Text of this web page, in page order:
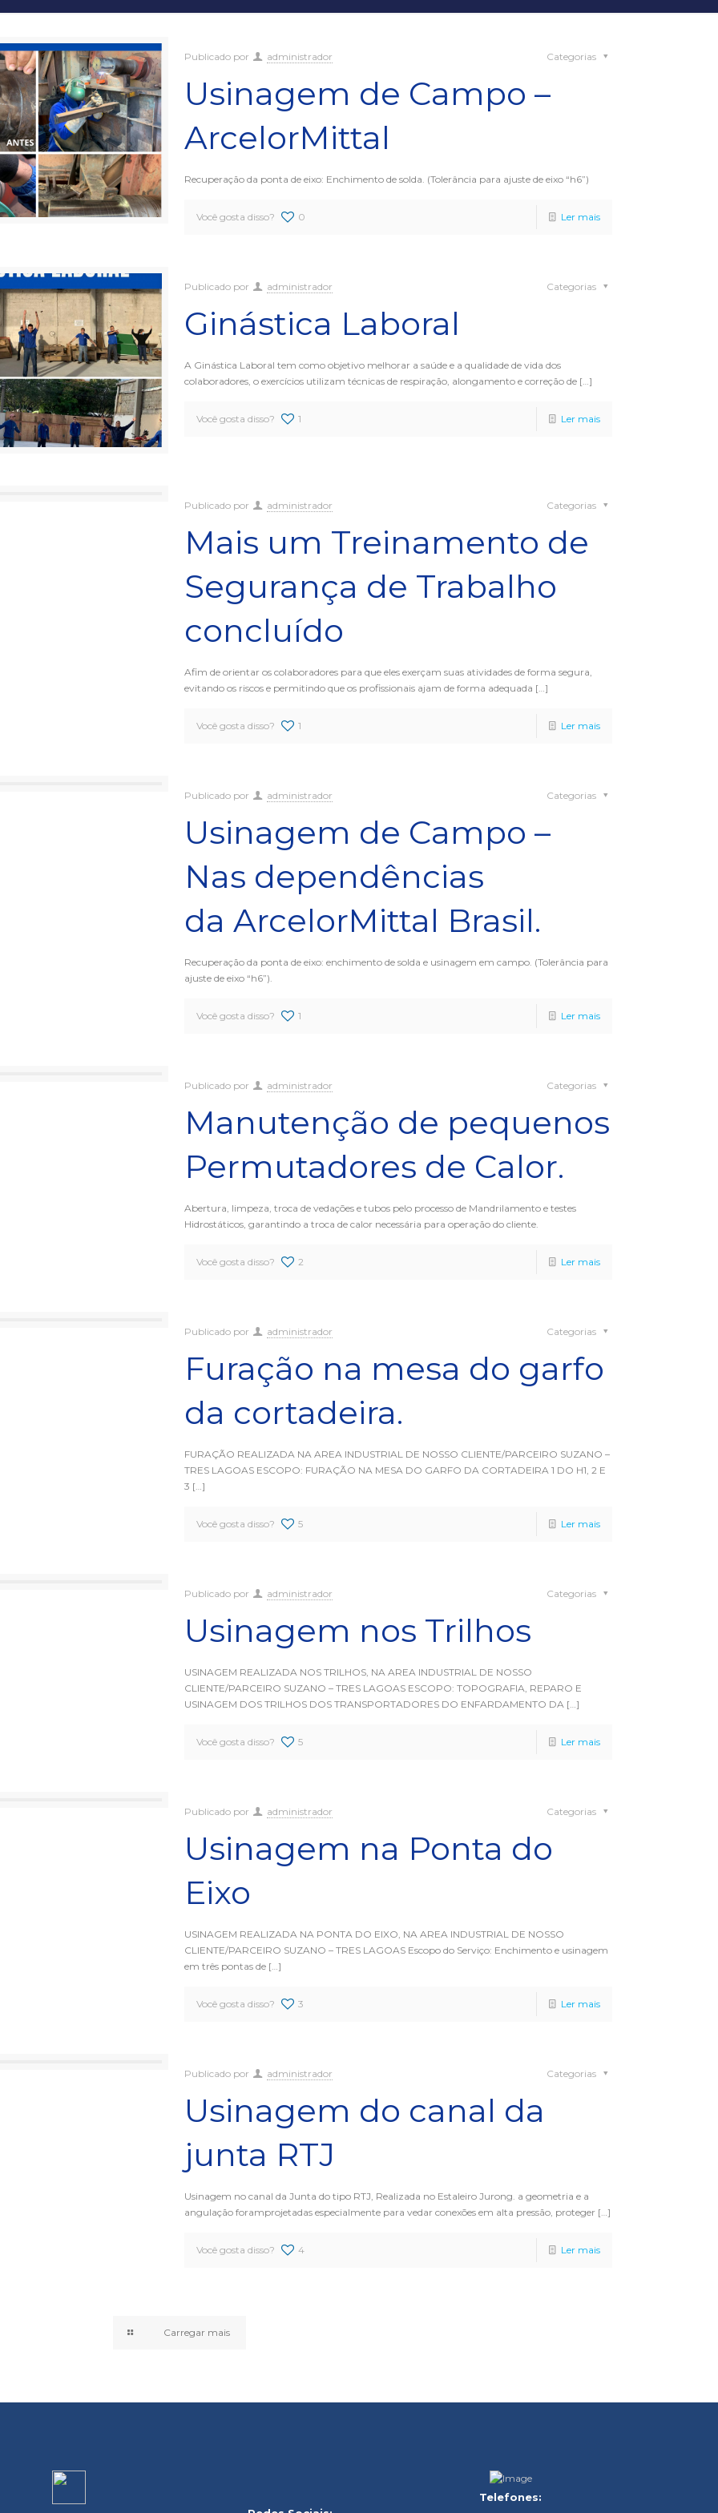
Publicado por administrador Categorias
Usinagem de Campo –
ArcelorMittal
Recuperação da ponta de eixo: Enchimento de solda. (Tolerância para ajuste de eixo “h6”)
Você gosta disso? 0 Ler mais
Publicado por administrador Categorias
Ginástica Laboral
A Ginástica Laboral tem como objetivo melhorar a saúde e a qualidade de vida dos
colaboradores, o exercícios utilizam técnicas de respiração, alongamento e correção de[…]
Você gosta disso? 1 Ler mais
Publicado por administrador Categorias
Mais um Treinamento de
Segurança de Trabalho
concluído
Afim de orientar os colaboradores para que eles exerçam suas atividades de forma segura,
evitando os riscos e permitindo que os profissionais ajam de forma adequada […]
Você gosta disso? 1 Ler mais
Publicado por administrador Categorias
Usinagem de Campo –
Nas dependências
da ArcelorMittal Brasil.
Recuperação da ponta de eixo: enchimento de solda e usinagem em campo. (Tolerância para
ajuste de eixo “h6”).
Você gosta disso? 1 Ler mais
Publicado por administrador Categorias
Manutenção de pequenos
Permutadores de Calor.
Abertura, limpeza, troca de vedações e tubos pelo processo de Mandrilamento e testes
Hidrostáticos, garantindo a troca de calor necessária para operação do cliente.
Você gosta disso? 2 Ler mais
Publicado por administrador Categorias
Furação na mesa do garfo
da cortadeira.
FURAÇÃO REALIZADA NA AREA INDUSTRIAL DE NOSSO CLIENTE/PARCEIRO SUZANO –
TRES LAGOAS ESCOPO: FURAÇÃO NA MESA DO GARFO DA CORTADEIRA 1 DO H1, 2 E
3 […]
Você gosta disso? 5 Ler mais
Publicado por administrador Categorias
Usinagem nos Trilhos
USINAGEM REALIZADA NOS TRILHOS, NA AREA INDUSTRIAL DE NOSSO
CLIENTE/PARCEIRO SUZANO – TRES LAGOAS ESCOPO: TOPOGRAFIA, REPARO E
USINAGEM DOS TRILHOS DOS TRANSPORTADORES DO ENFARDAMENTO DA[…]
Você gosta disso? 5 Ler mais
Publicado por administrador Categorias
Usinagem na Ponta do
Eixo
USINAGEM REALIZADA NA PONTA DO EIXO, NA AREA INDUSTRIAL DE NOSSO
CLIENTE/PARCEIRO SUZANO – TRES LAGOAS Escopo do Serviço: Enchimento e usinagem
em três pontas de[…]
Você gosta disso? 3 Ler mais
Publicado por administrador Categorias
Usinagem do canal da
junta RTJ
Usinagem no canal da Junta do tipo RTJ, Realizada no Estaleiro Jurong. a geometria e a
angulação foramprojetadas especialmente para vedar conexões em alta pressão, proteger[…]
Você gosta disso? 4 Ler mais
Carregar mais
Telefones: